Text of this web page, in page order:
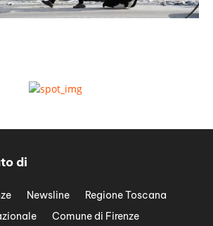
di
Newsline
Regione Toscana
Comune di Firenze